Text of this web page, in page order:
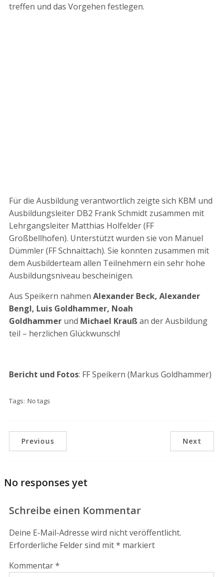
treffen und das Vorgehen festlegen.
Für die Ausbildung verantwortlich zeigte sich KBM und
Ausbildungsleiter DB2 Frank Schmidt zusammen mit
Lehrgangsleiter Matthias Holfelder (FF
Großbellhofen). Unterstützt wurden sie von Manuel
Dümmler (FF Schnaittach). Sie konnten zusammen mit
dem Ausbilderteam allen Teilnehmern ein sehr hohe
Ausbildungsniveau bescheinigen.
Aus Speikern nahmen Alexander Beck, Alexander
Bengl, Luis Goldhammer, Noah
Goldhammer und Michael Kraußan der Ausbildung
teil – herzlichen Glückwunsch!
Bericht und Fotos: FF Speikern (Markus Goldhammer)
Tags: No tags
Previous Next
No responses yet
Schreibe einen Kommentar
Deine E-Mail-Adresse wird nicht veröffentlicht.
Erforderliche Felder sind mit* markiert
Kommentar*